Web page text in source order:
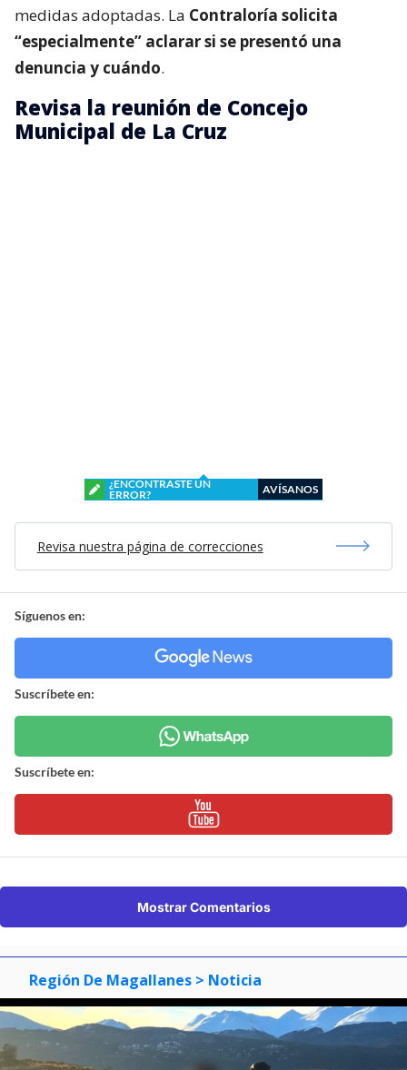
medidas adoptadas. La Contraloría solicita
“especialmente” aclarar si se presentó una
denuncia y cuándo.
Revisa la reunión de Concejo
Municipal de La Cruz
¿ENCONTRASTE UN
ERROR?
AVÍSANOS
Revisa nuestra página de correcciones
Síguenos en:
Suscríbete en:
Suscríbete en:
Mostrar Comentarios
Región De Magallanes > Noticia